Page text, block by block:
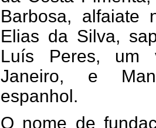
Barbosa, alfaiate
Elias da Silva,
Luís Peres, um
Janeiro, e
espanhol.
O nome de